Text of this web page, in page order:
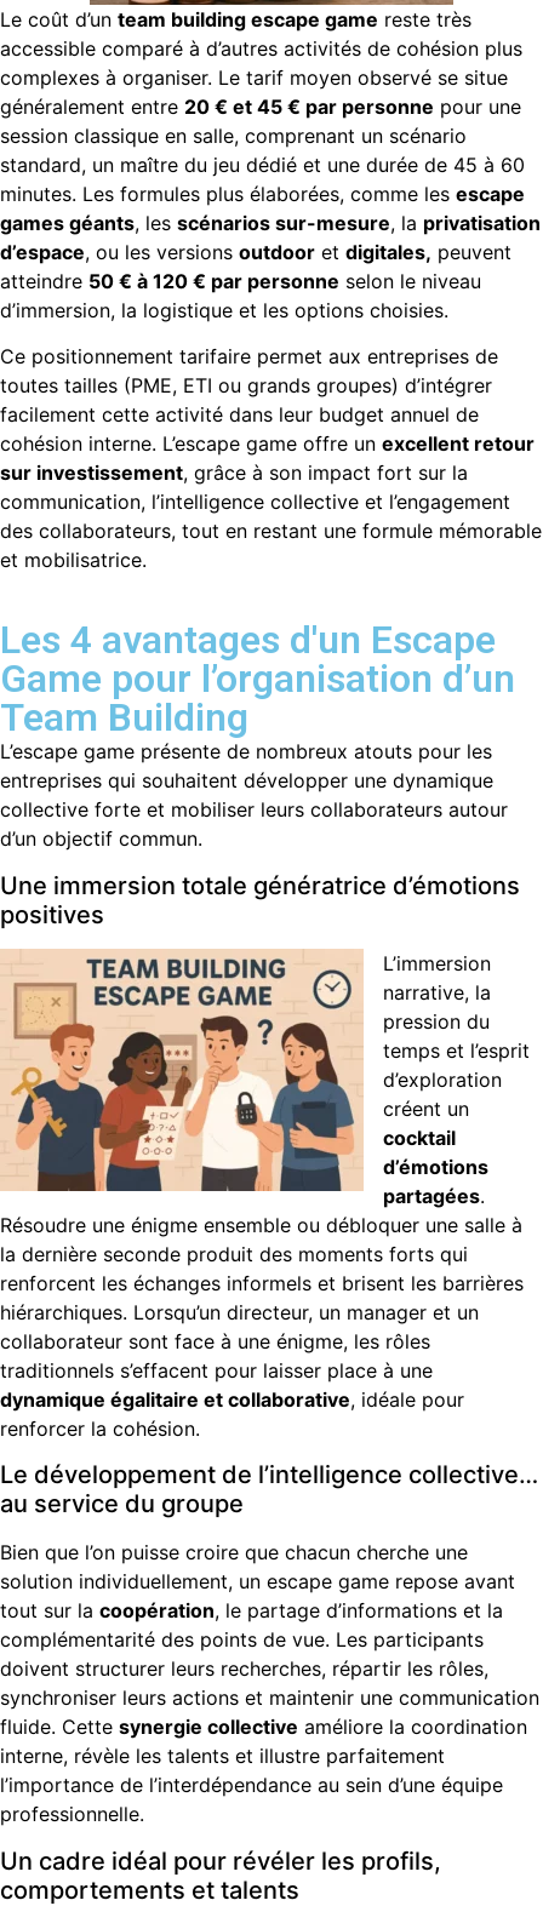
Le coût d’un team building escape game reste très
accessible comparé à d’autres activités de cohésion plus
complexes à organiser. Le tarif moyen observé se situe
généralement entre 20 € et 45 € par personne pour une
session classique en salle, comprenant un scénario
standard, un maître du jeu dédié et une durée de 45 à 60
minutes. Les formules plus élaborées, comme les escape
games géants, les scénarios sur-mesure, la privatisation
d’espace, ou les versions outdoor et digitales, peuvent
atteindre 50 € à 120 € par personne selon le niveau
d’immersion, la logistique et les options choisies.
Ce positionnement tarifaire permet aux entreprises de
toutes tailles (PME, ETI ou grands groupes) d’intégrer
facilement cette activité dans leur budget annuel de
cohésion interne. L’escape game offre un excellent retour
sur investissement, grâce à son impact fort sur la
communication, l’intelligence collective et l’engagement
des collaborateurs, tout en restant une formule mémorable
et mobilisatrice.
Les 4 avantages d'un Escape
Game pour l’organisation d’un
Team Building
L’escape game présente de nombreux atouts pour les
entreprises qui souhaitent développer une dynamique
collective forte et mobiliser leurs collaborateurs autour
d’un objectif commun.
Une immersion totale génératrice d’émotions
positives
L’immersion
narrative, la
pression du
temps et l’esprit
d’exploration
créent un
cocktail
d’émotions
partagées.
Résoudre une énigme ensemble ou débloquer une salle à
la dernière seconde produit des moments forts qui
renforcent les échanges informels et brisent les barrières
hiérarchiques. Lorsqu’un directeur, un manager et un
collaborateur sont face à une énigme, les rôles
traditionnels s’effacent pour laisser place à une
dynamique égalitaire et collaborative, idéale pour
renforcer la cohésion.
Le développement de l’intelligence collective…
au service du groupe
Bien que l’on puisse croire que chacun cherche une
solution individuellement, un escape game repose avant
tout sur la coopération, le partage d’informations et la
complémentarité des points de vue. Les participants
doivent structurer leurs recherches, répartir les rôles,
synchroniser leurs actions et maintenir une communication
fluide. Cette synergie collective améliore la coordination
interne, révèle les talents et illustre parfaitement
l’importance de l’interdépendance au sein d’une équipe
professionnelle.
Un cadre idéal pour révéler les profils,
comportements et talents